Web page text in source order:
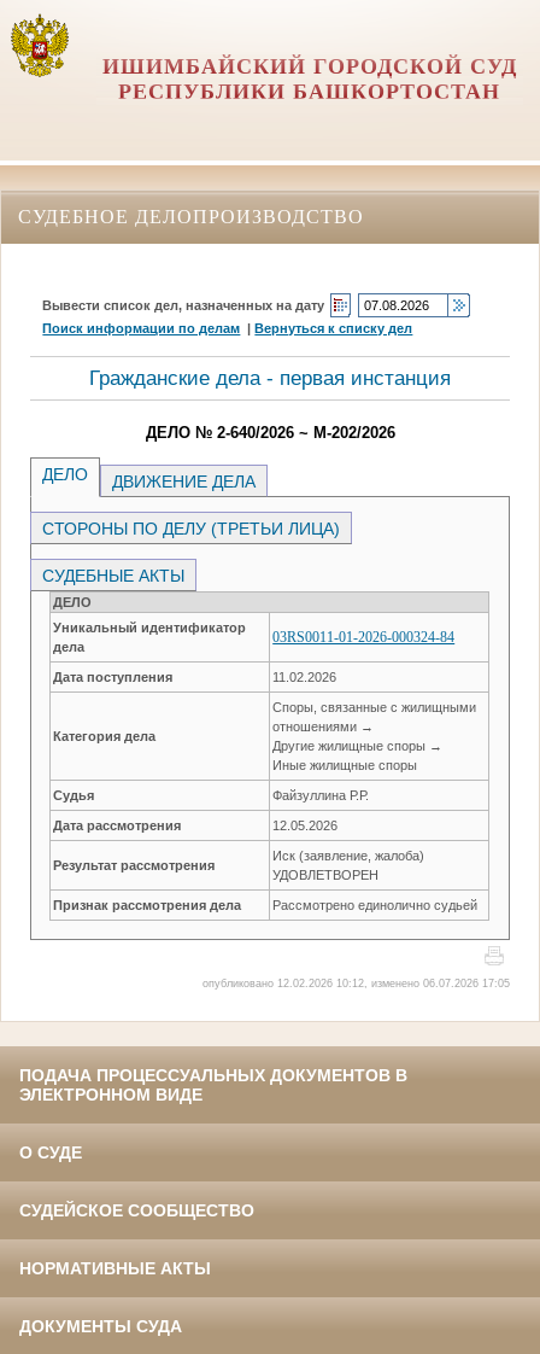
ИШИМБАЙСКИЙ ГОРОДСКОЙ СУД
РЕСПУБЛИКИ БАШКОРТОСТАН
СУДЕБНОЕ ДЕЛОПРОИЗВОДСТВО
Вывести список дел, назначенных на дату
Поиск информации по делам |Вернуться к списку дел
Гражданские дела - первая инстанция
ДЕЛО № 2-640/2026 ~ М-202/2026
ДЕЛО ДВИЖЕНИЕ ДЕЛА
СТОРОНЫ ПО ДЕЛУ (ТРЕТЬИ ЛИЦА)
СУДЕБНЫЕ АКТЫ
ДЕЛО
Уникальный идентификатор
дела
03RS0011-01-2026-000324-84
Дата поступления 11.02.2026
Категория дела
Споры, связанные с жилищными
отношениями →
Другие жилищные споры →
Иные жилищные споры
Судья Файзуллина Р.Р.
Дата рассмотрения 12.05.2026
Результат рассмотрения
Иск (заявление, жалоба)
УДОВЛЕТВОРЕН
Признак рассмотрения дела Рассмотрено единолично судьей
опубликовано 12.02.2026 10:12, изменено 06.07.2026 17:05
ПОДАЧА ПРОЦЕССУАЛЬНЫХ ДОКУМЕНТОВ В
ЭЛЕКТРОННОМ ВИДЕ
О СУДЕ
СУДЕЙСКОЕ СООБЩЕСТВО
НОРМАТИВНЫЕ АКТЫ
ДОКУМЕНТЫ СУДА